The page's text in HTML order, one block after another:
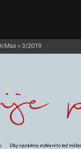
-
Díky vysokému rozlišení to teď
» 3/2019